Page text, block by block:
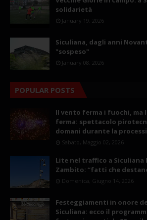
solidarietà
January 19, 2026
Siculiana, dagli anni
"sospeso"
January 08, 2026
POPULAR POSTS
Il vento ferma i fuochi, ma
ferma: spettacolo
domani durante la
Sabato, Maggio 02, 2026
Lite nel traffico a Siculiana
Zambito: “fatti che
Domenica, Giugno 14, 2026
Festeggiamenti in onore
Siculiana: ecco il